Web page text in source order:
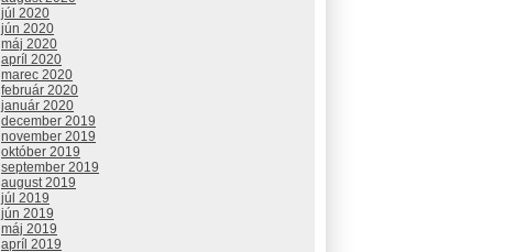
júl 2020
jún 2020
máj 2020
apríl 2020
marec 2020
február 2020
január 2020
december 2019
november 2019
október 2019
september 2019
august 2019
júl 2019
jún 2019
máj 2019
apríl 2019